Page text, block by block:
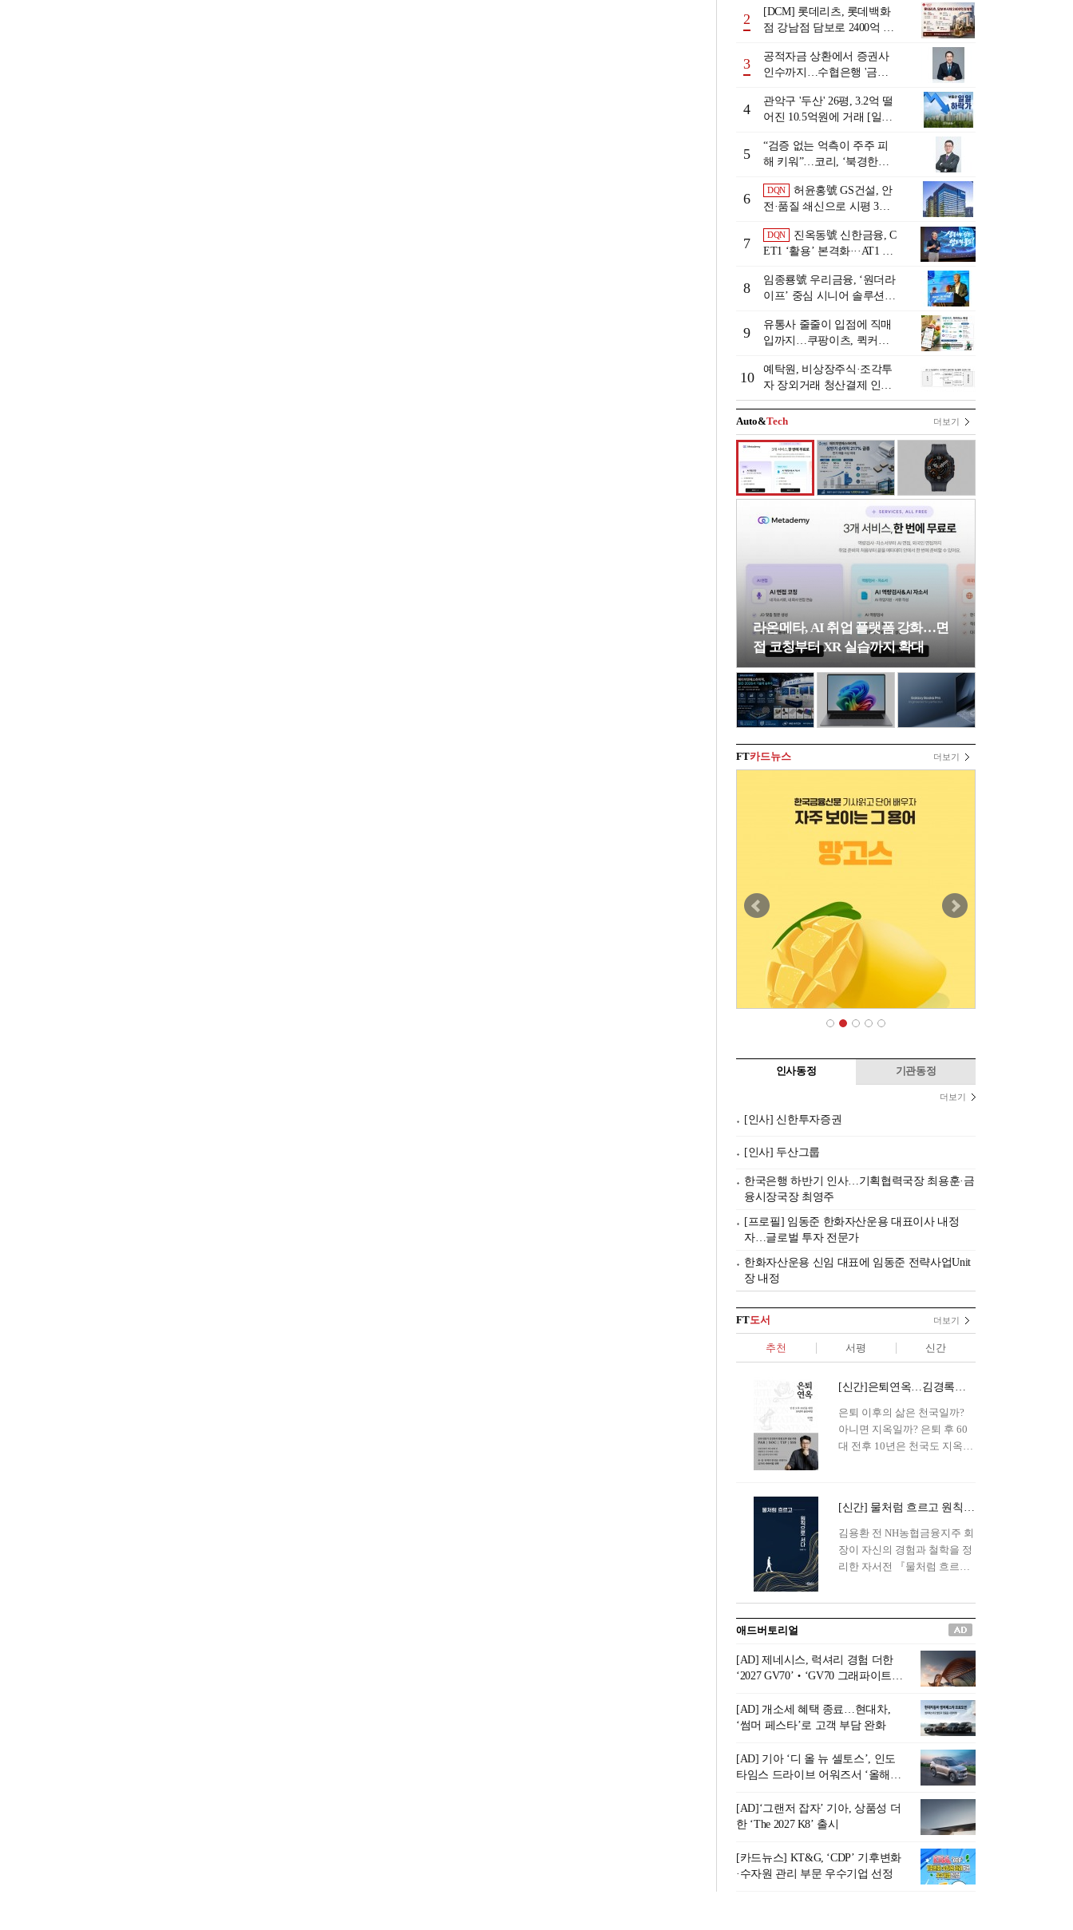
2
[DCM] 롯데리츠, 롯데백화
점 강남점 담보로 2400억 조
3
공적자금 상환에서 증권사
인수까지…수협은행 '금융
행 금융그룹의 꿈①]
4
관악구 '두산' 26평, 3.2억 떨
어진 10.5억원에 거래 [일일
5
“검증 없는 억측이 주주 피
해 키워”…코리, ‘북경한미
6
DQN
허윤홍號 GS건설, 안
전·품질 쇄신으로 시평 3위
7
DQN
진옥동號 신한금융, C
ET1 ‘활용’ 본격화···AT1 늘
view]
8
임종룡號 우리금융, ‘원더라
이프’ 중심 시니어 솔루션
[금융 시니어 비즈니스 돋보
기]
9
유통사 줄줄이 입점에 직매
입까지…쿠팡이츠, 퀵커머
10
예탁원, 비상장주식·조각투
자 장외거래 청산결제 인프
라 구축 착수
Auto&Tech 더보기
라온메타, AI 취업 플랫폼 강화…면
접 코칭부터 XR 실습까지 확대
FT카드뉴스 더보기
인사동정 기관동정
더보기
[인사] 신한투자증권
[인사] 두산그룹
한국은행 하반기 인사…기획협력국장 최용훈·금
융시장국장 최영주
[프로필] 임동준 한화자산운용 대표이사 내정
자…글로벌 투자 전문가
한화자산운용 신임 대표에 임동준 전략사업Unit
장 내정
FT도서 더보기
추천 서평 신간
[신간]은퇴연옥…김경록의 은퇴 후 삶의 나침반
은퇴 이후의 삶은 천국일까?
아니면 지옥일까? 은퇴 후 60
대 전후 10년은 천국도 지옥도
은퇴 설계를 가이드해 온 김경
록 옵투스자산운용의 고문이
신간 『은퇴연옥』을 내놓았
다.단테는 지옥을 '모든 희망을
록 고문은 새로운 시각을 제시
0년의 과도기는 지옥이 아니라
정화와 성장의 공간인 ‘은퇴연
옥(Purgatory)’이라는 것이다.
연옥은 고통스럽지만 끝이 있
으며, 준비를 통해 천국으로 나
아갈 수 있는 희망의 장소라고
말한
[신간] 물처럼 흐르고 원칙으로 서다…김용환의 통찰을 담다
김용환 전 NH농협금융지주 회
장이 자신의 경험과 철학을 정
리한 자서전 『물처럼 흐르고
통 관료 출신으로 한국 금융의
주요 변곡점마다 중요한 역할
을 하고 금융 경영인으로서 큰
족적을 남긴 김 전 회장이 후배
세대에게 전하는 삶의 조언을
담은 인생 노트다.『물처럼 흐
르고 원칙으로 서다』는 단순
한 자서전을 넘어, 실패를 두려
워하지 않는 용기와 자신에 대
한 믿음이 어떻게 삶을 풍요롭
게 만드는지를 보여주는 지혜
의 보고로 평가된다.김용환 전
회장은 “인생의 목표가 크더라
도 조급해하지 말고 작은 것부
터 하나 하나 성취해 나가
라”고 조언한다. 뼈아픈 실패
조차 성공의 뼈대가 된다는 긍
애드버토리얼
[AD] 제네시스, 럭셔리 경험 더한
‘2027 GV70’‧‘GV70 그래파이트’
[AD] 개소세 혜택 종료…현대차,
‘썸머 페스타’로 고객 부담 완화
[AD] 기아 ‘디 올 뉴 셀토스’, 인도
타임스 드라이브 어워즈서 ‘올해의
[AD]‘그랜저 잡자’ 기아, 상품성 더
한 ‘The 2027 K8’ 출시
[카드뉴스] KT&G, ‘CDP’ 기후변화
·수자원 관리 부문 우수기업 선정